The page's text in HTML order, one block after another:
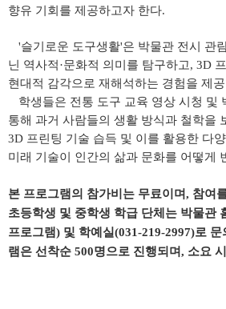
향유 기회를 제공하고자 한다.
'슬기로운 도구생활'은 박물관 전시 관
닌 역사적·문화적 의미를 탐구하고, 3D
현대적 감각으로 재해석하는 경험을 제
학생들은 전통 도구 교육 영상 시청 및
통해 과거 사람들의 생활 방식과 철학을
3D 프린팅 기술 습득 및 이를 활용한 다
미래 기술이 인간의 삶과 문화를 어떻게
본 프로그램의 참가비는 무료이며, 참여
초등학생 및 중학생 학급 단체는 박물관
프로그램) 및 학예실(031-219-2997)로 문
램은 선착순 500명으로 진행되며, 소요